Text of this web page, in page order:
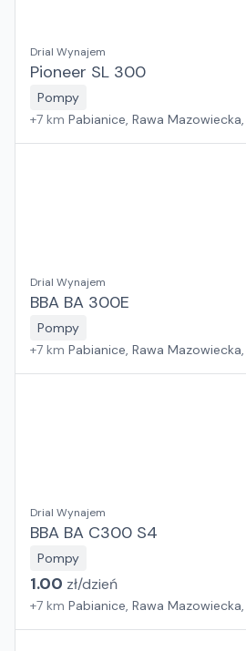
Drial Wynajem
Pioneer SL 300
Pompy
+7 km Pabianice, Rawa
Drial Wynajem
BBA BA 300E
Pompy
+7 km Pabianice, Rawa
Drial Wynajem
BBA BA C300 S4
Pompy
1.00 zł/dzień
+7 km Pabianice, Rawa